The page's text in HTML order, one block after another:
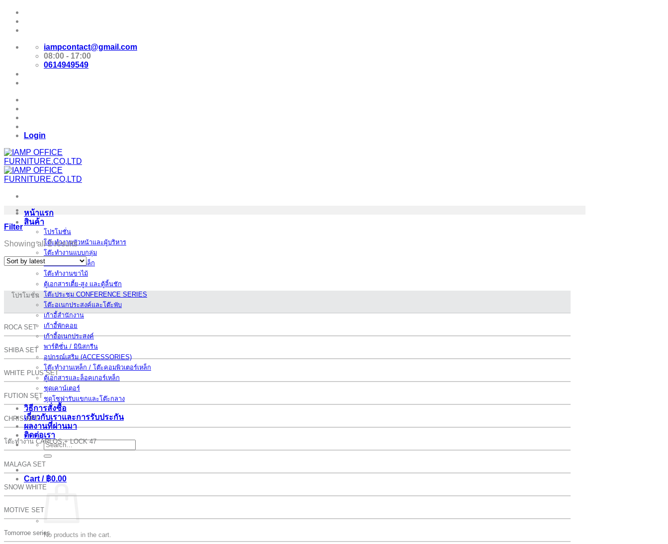
Skip
content
iampcontact@gmail.com
08:00 - 17:00
0614949549
Login
หน้าแรก
สินค้า
โปรโมชั่น
โต๊ะทำงานหัวหน้าและผู้บริหาร
โต๊ะทำงานแบบกลุ่ม
โต๊ะทำงานขาเหล็ก
โต๊ะทำงานขาไม้
ตู้เอกสารเตี้ย-สูง และตู้ลิ้นชัก
โต๊ะประชุม CONFERENCE SERIES
โต๊ะอเนกประสงค์และโต๊ะพับ
เก้าอี้สำนักงาน
เก้าอี้พักคอย
เก้าอี้อเนกประสงค์
พาร์ติชั่น / มินิสกรีน
อุปกรณ์เสริม (ACCESSORIES)
โต๊ะทำงานเหล็ก / โต๊ะคอมพิวเตอร์เหล็ก
ตู้เอกสารและล็อคเกอร์เหล็ก
ชุดเคาน์เตอร์
ชุดโซฟารับแขกและโต๊ะกลาง
วิธีการสั่งซื้อ
เกี่ยวกับเราและการรับประกัน
ผลงานที่ผ่านมา
ติดต่อเรา
Search
for:
Cart / ฿0.00
No products in the cart.
Filter
Showing all 2 results
โปรโมชั่น
ROCA SET
SHIBA SET
WHITE PLUS SET
FUTION SET
CHRIS SET
โต๊ะทำงาน CARLOS + LOCK 47
MALAGA SET
SNOW WHITE
MOTIVE SET
Tomorroe series